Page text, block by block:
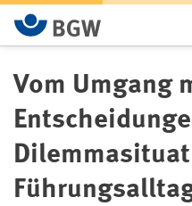
Zum Hauptinhalt
Vom Umgang